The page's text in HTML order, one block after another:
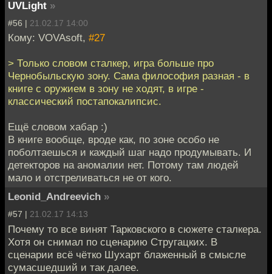
UVLight »
#56 | 21.02.17 14:00
Кому: VOVAsoft, #27
> Только словом сталкер, игра больше про
Чернобыльскую зону. Сама философия разная - в
книге с оружием в зону не ходят, в игре -
классический постапокалипсис.
Ещё словом хабар :)
В книге вообще, вроде как, по зоне особо не
поболтаешься и каждый шаг надо продумывать. И
детекторов на аномалии нет. Потому там людей
мало и отстреливаться не от кого.
Leonid_Andreevich »
#57 | 21.02.17 14:13
Почему то все винят Тарковского в сюжете сталкера.
Хотя он снимал по сценарию Стругацких. В
сценарии всё чётко Шухарт блаженный в смысле
сумасшедший и так далее.